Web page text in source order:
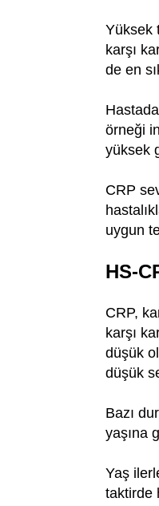
Yüksek
karşı
de en
örneği
yüksek
CRP
uygun
HS-
CRP,
karşı
düşük
düşük
Bazı
yaşına
Yaş
taktirde